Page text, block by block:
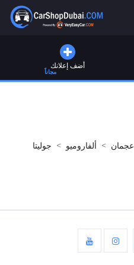
أضف إعلانك
مجاناً
عجمان ألفاروميو جوليتا